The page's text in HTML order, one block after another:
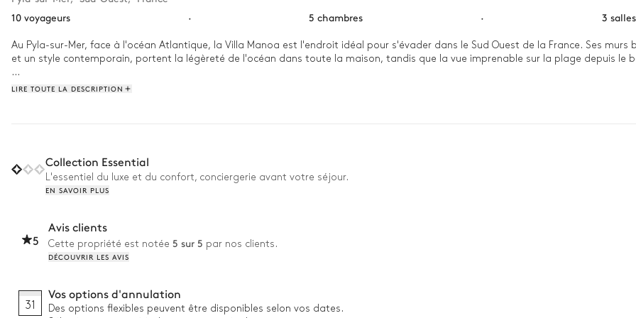
10 voyageurs
· 5 chambres · 3
Au Pyla-sur-Mer, face à l'océan Atlantique, la Villa Manoa est l'endroit idéal pour s'évader dans le Sud Ouest de la France. Ses
et un style contemporain, portent la légèreté de l'océan dans toute la maison, tandis que la vue imprenable sur la plage depuis le
Réveillez-vous en faisant un plongeon dans votre piscine ou directement dans l'Atlantique, la plage n'étant qu'à quelques pas de
LIRE TOUTE LA DESCRIPTION
Collection Essential
L'essentiel du luxe et du confort, conciergerie avant votre séjour.
EN SAVOIR PLUS
5
Avis clients
Cette propriété est notée 5 sur 5 par nos clients.
DÉCOUVRIR LES AVIS
31
Vos options d'annulation
Des options flexibles peuvent être disponibles selon vos dates.